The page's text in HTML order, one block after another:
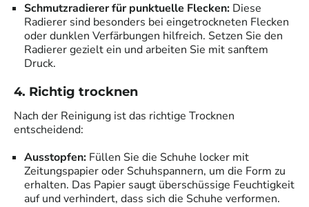
Schmutzradierer für punktuelle Flecken: Diese
Radierer sind besonders bei eingetrockneten Flecken
oder dunklen Verfärbungen hilfreich. Setzen Sie den
Radierer gezielt ein und arbeiten Sie mit sanftem
Druck.
4. Richtig trocknen
Nach der Reinigung ist das richtige Trocknen
entscheidend:
Ausstopfen: Füllen Sie die Schuhe locker mit
Zeitungspapier oder Schuhspannern, um die Form zu
erhalten. Das Papier saugt überschüssige Feuchtigkeit
auf und verhindert, dass sich die Schuhe verformen.